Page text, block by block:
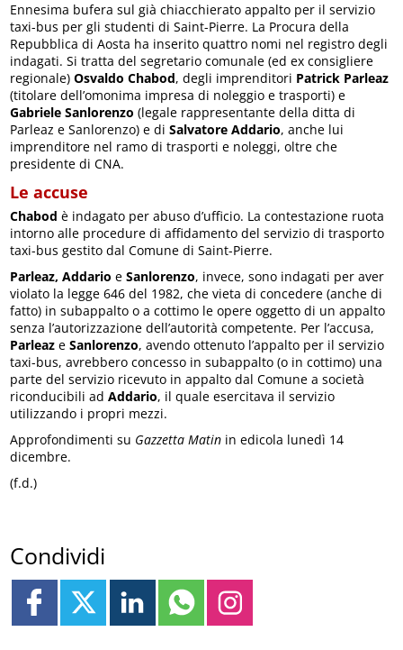
Ennesima bufera sul già chiacchierato appalto per il servizio
taxi-bus per gli studenti di Saint-Pierre. La Procura della
Repubblica di Aosta ha inserito quattro nomi nel registro degli
indagati. Si tratta del segretario comunale (ed ex consigliere
regionale)Osvaldo Chabod, degli imprenditori Patrick Parleaz
(titolare dell’omonima impresa di noleggio e trasporti) e
Gabriele Sanlorenzo (legale rappresentante della ditta di
Parleaz e Sanlorenzo) e diSalvatore Addario, anche lui
imprenditore nel ramo di trasporti e noleggi, oltre che
presidente di CNA.
Le accuse
Chabod è indagato per abuso d’ufficio. La contestazione ruota
intorno alle procedure di affidamento del servizio di trasporto
taxi-bus gestito dal Comune di Saint-Pierre.
Parleaz, Addario eSanlorenzo, invece, sono indagati per aver
violato la legge 646 del 1982, che vieta di concedere (anche di
fatto) in subappalto o a cottimo le opere oggetto di un appalto
senza l’autorizzazione dell’autorità competente. Per l’accusa,
Parleaz eSanlorenzo, avendo ottenuto l’appalto per il servizio
taxi-bus, avrebbero concesso in subappalto (o in cottimo) una
parte del servizio ricevuto in appalto dal Comune a società
riconducibili adAddario, il quale esercitava il servizio
utilizzando i propri mezzi.
Approfondimenti su Gazzetta Matin in edicola lunedì 14
dicembre.
(f.d.)
Condividi